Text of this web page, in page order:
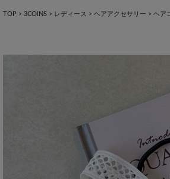
TOP > 3COINS > レディース > ヘアアクセサリー > ヘア